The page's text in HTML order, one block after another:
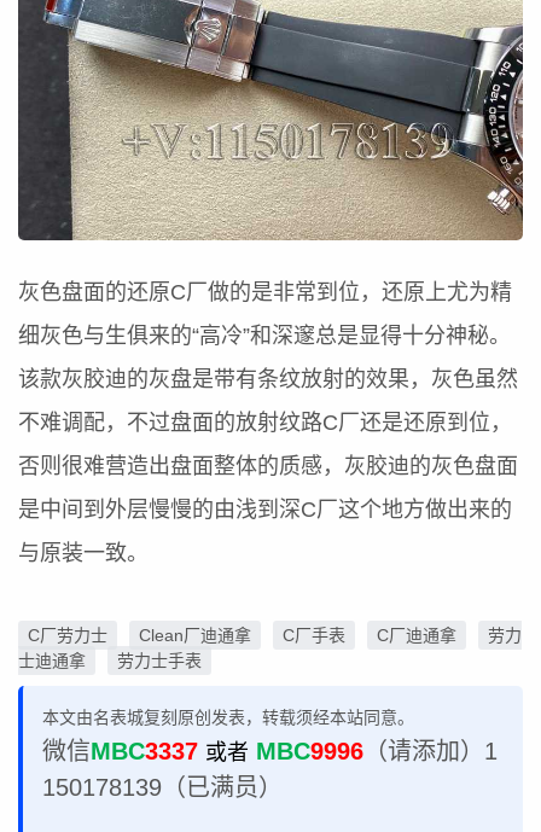
灰色盘面的还原C厂做的是非常到位，还原上尤为精
细灰色与生俱来的“高冷”和深邃总是显得十分神秘。
该款灰胶迪的灰盘是带有条纹放射的效果，灰色虽然
不难调配，不过盘面的放射纹路C厂还是还原到位，
否则很难营造出盘面整体的质感，灰胶迪的灰色盘面
是中间到外层慢慢的由浅到深C厂这个地方做出来的
与原装一致。
C厂劳力士 Clean厂迪通拿 C厂手表 C厂迪通拿
劳力
士迪通拿
劳力士手表
本文由名表城复刻原创发表，转载须经本站同意。
微信MBC3337 或者 MBC9996 （请添加）1
150178139（已满员）